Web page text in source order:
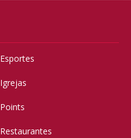
Esportes
Igrejas
Points
Restaurantes